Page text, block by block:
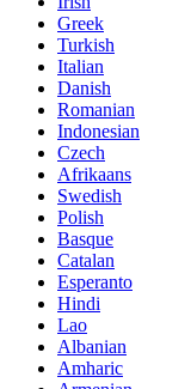
Greek
Turkish
Italian
Danish
Romanian
Indonesian
Czech
Afrikaans
Swedish
Polish
Basque
Catalan
Esperanto
Hindi
Lao
Albanian
Amharic